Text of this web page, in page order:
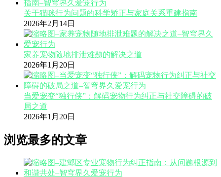
关于猫咪行为问题的科学矫正与家庭关系重建指南
2026年2月14日
家养宠物随地排泄难题的解决之道
2026年1月20日
当爱宠变“独行侠”：解码宠物行为纠正与社交障碍的破
局之道
2026年1月20日
浏览最多的文章